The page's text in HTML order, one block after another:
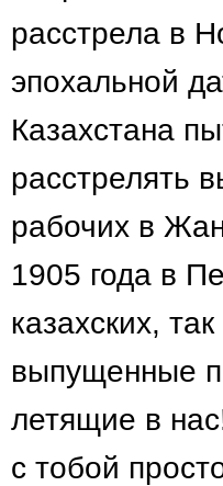
расстрела в
эпохальной
Казахстана
расстрелять
рабочих в
1905 года в
казахских,
выпущенные
летящие в
с тобой